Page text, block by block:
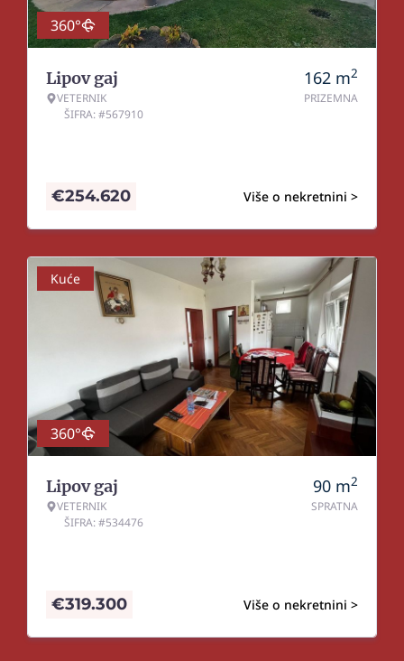
360°
Lipov gaj
VETERNIK
ŠIFRA: #567910
162 m2
PRIZEMNA
Više o nekretnini >
€254.620
Kuće
360°
Lipov gaj
VETERNIK
ŠIFRA: #534476
90 m2
SPRATNA
Više o nekretnini >
€319.300